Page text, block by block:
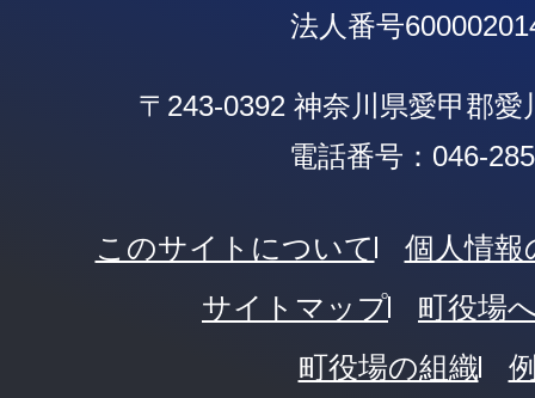
法人番号
〒243-0392 神奈川県愛甲郡愛
電話番号：046-
このサイトについて
個人情
サイトマップ
町役場
町役場の組織